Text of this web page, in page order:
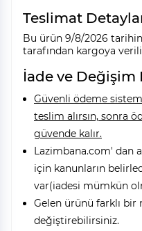
Teslimat
Bu ürün 9/8/2026
tarafından kargoya
İade ve Değişim
Güvenli ödeme
teslim alırsın, sonra
güvende kalır.
Lazimbana.com' dan
için kanunların
var(iadesi mümkün
Gelen ürünü farklı bir
değiştirebilirsiniz.